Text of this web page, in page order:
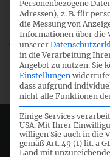
TITEL
DRSC
(near final)
Deutsches
Personenbezogene
Adressen), z. B. für
die Messung von
Informationen über die
unserer
in die Verarbeitung
Angebot zu nutzen. Sie
Einstellungen
dass aufgrund
nicht alle Funktionen
Einige Services
USA. Mit Ihrer
willigen Sie auch in die
gemäß Art. 49 (1) lit. a
Land mit